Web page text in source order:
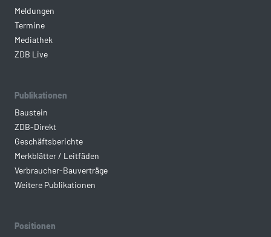
Meldungen
Termine
Mediathek
ZDB Live
Publikationen
Baustein
ZDB-Direkt
Geschäftsberichte
Merkblätter / Leitfäden
Verbraucher-Bauverträge
Weitere Publikationen
Positionen